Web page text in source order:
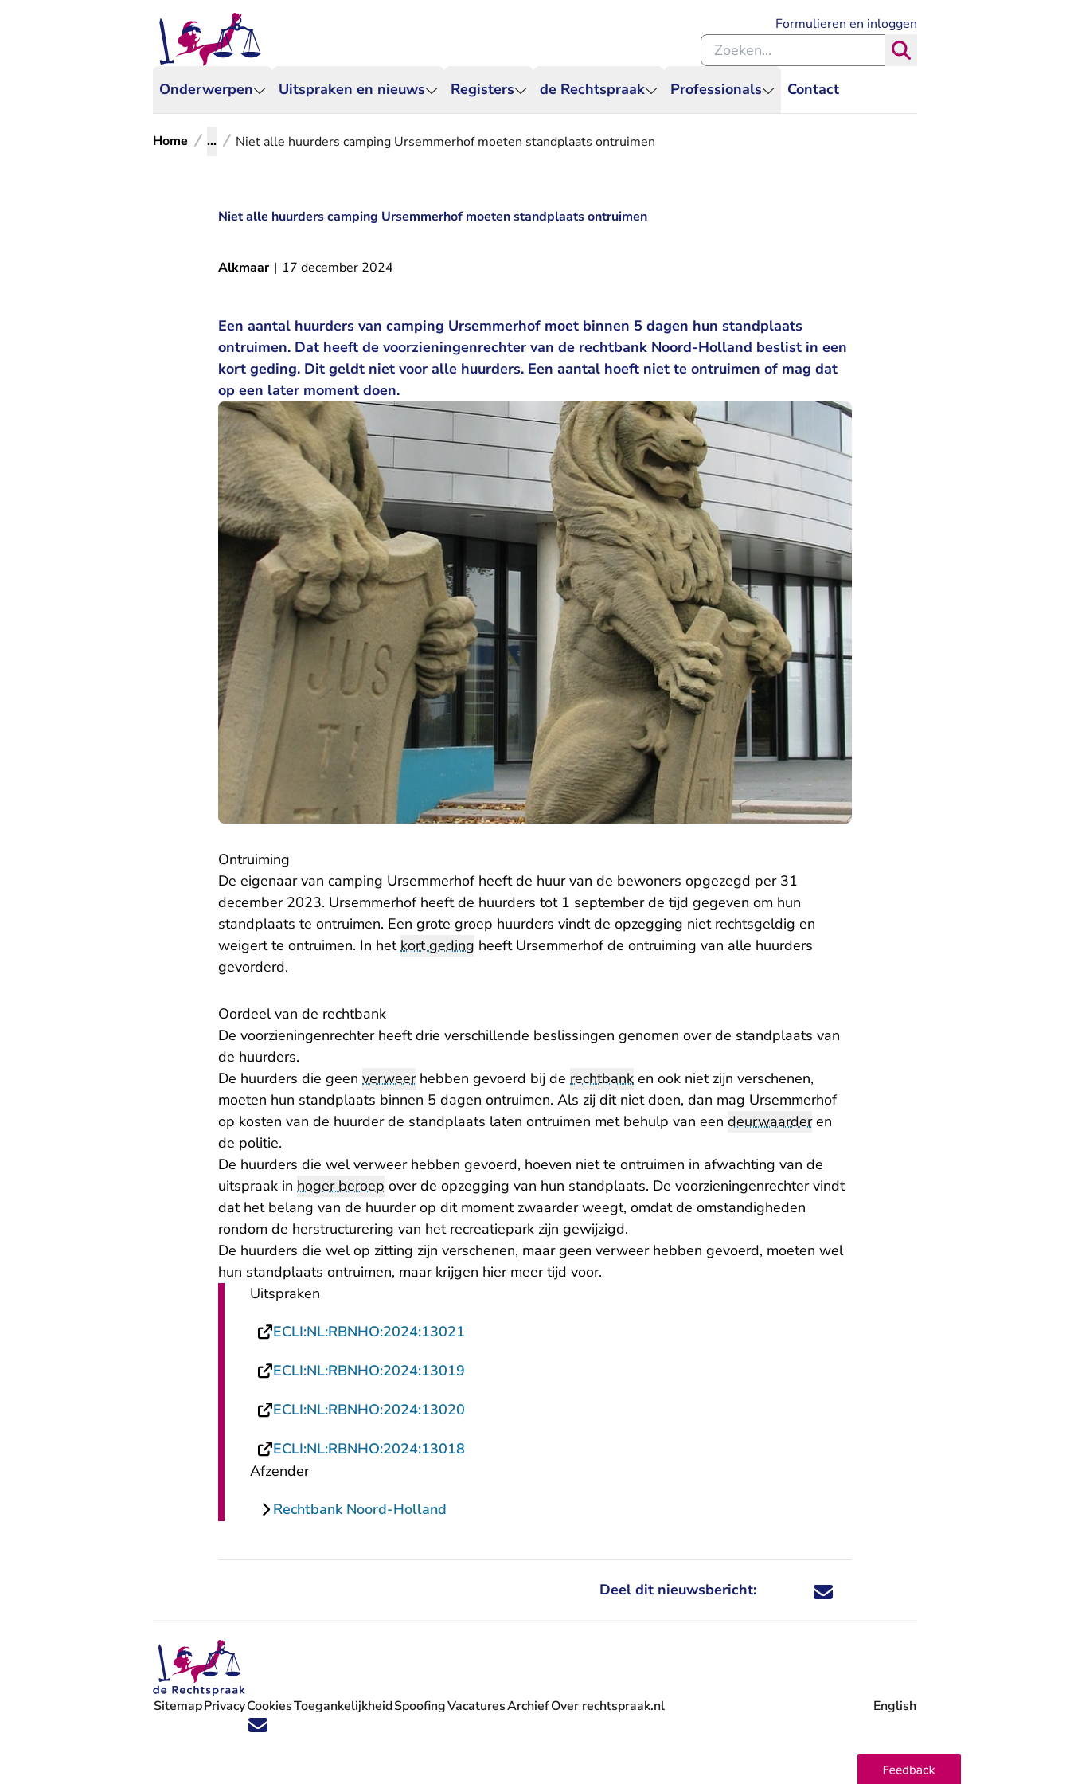
Onderwerpen Uitspraken en nieuws Registers de Rechtspraak Professionals Contact
Formulieren en inloggen
Zoeken binnen de Rechtspraak
Home ... Niet alle huurders camping Ursemmerhof moeten standplaats ontruimen
Niet alle huurders camping Ursemmerhof moeten standplaats ontruimen
Alkmaar | 17 december 2024
Een aantal huurders van camping Ursemmerhof moet binnen 5 dagen hun standplaats
ontruimen. Dat heeft de voorzieningenrechter van de rechtbank Noord-Holland beslist in een
kort geding. Dit geldt niet voor alle huurders. Een aantal hoeft niet te ontruimen of mag dat
op een later moment doen.
Ontruiming
De eigenaar van camping Ursemmerhof heeft de huur van de bewoners opgezegd per 31
december 2023. Ursemmerhof heeft de huurders tot 1 september de tijd gegeven om hun
standplaats te ontruimen. Een grote groep huurders vindt de opzegging niet rechtsgeldig en
weigert te ontruimen. In hetkort geding heeft Ursemmerhof de ontruiming van alle huurders
gevorderd.
Oordeel van de rechtbank
De voorzieningenrechter heeft drie verschillende beslissingen genomen over de standplaats van
de huurders.
De huurders die geen verweerhebben gevoerd bij de rechtbank en ook niet zijn verschenen,
moeten hun standplaats binnen 5 dagen ontruimen. Als zij dit niet doen, dan mag Ursemmerhof
op kosten van de huurder de standplaats laten ontruimen met behulp van een deurwaarderen
de politie.
De huurders die wel verweer hebben gevoerd, hoeven niet te ontruimen in afwachting van de
uitspraak in hoger beroep over de opzegging van hun standplaats. De voorzieningenrechter vindt
dat het belang van de huurder op dit moment zwaarder weegt, omdat de omstandigheden
rondom de herstructurering van het recreatiepark zijn gewijzigd.
De huurders die wel op zitting zijn verschenen, maar geen verweer hebben gevoerd, moeten wel
hun standplaats ontruimen, maar krijgen hier meer tijd voor.
Uitspraken
ECLI:NL:RBNHO:2024:13021
ECLI:NL:RBNHO:2024:13019
ECLI:NL:RBNHO:2024:13020
ECLI:NL:RBNHO:2024:13018
Afzender
Rechtbank Noord-Holland
Deel dit nieuwsbericht: Deel dit nieuwsbericht via X - U verlaat
Deel dit nieuwsbericht via Facebook - U
Deel dit nieuwsbericht via e-mail
Deel dit nieuwsbericht via LinkedIn - U
Volg ons op X (Twitter) - U verlaat Rechtspraak.nl
Volg ons op Facebook - U verlaat Rechtspraak.nl
Volg ons op Instagram - U verlaat Rechtspraak.nl
Volg ons op Youtube - U verlaat Rechtspraak.nl
Volg ons op LinkedIn - U verlaat Rechtspraak.nl
'Blijf op de hoogte' nieuwsbrief - U verlaat Rechtspraak.nl
SitemapPrivacyCookiesToegankelijkheidSpoofingVacatures
- U verlaat Rechtspraak.nl
ArchiefOver rechtspraak.nl English